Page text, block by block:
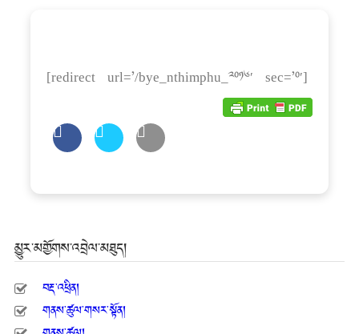
[redirect url=’/bye_nthimphu_2016′ sec=’0′]
མྱུར་མགྱོགས་འབྲེལ་མཐུད།
བརྡ་འཕྲིན།
གནས་ཚུལ་གསར་སྟོན།
གནས་ཚུལ།